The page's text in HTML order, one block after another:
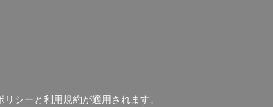
リシー と 利用規約が適用されます。